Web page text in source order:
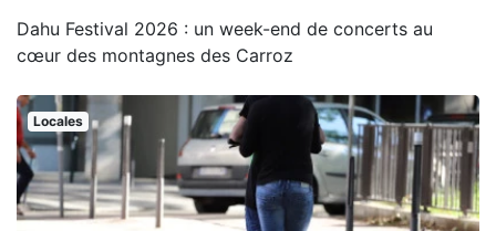
Dahu Festival 2026 : un week-end de concerts au
cœur des montagnes des Carroz
Locales